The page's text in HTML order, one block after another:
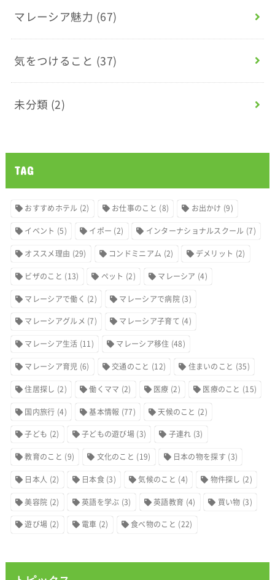
マレーシア魅力 (67)
気をつけること (37)
未分類 (2)
TAG
おすすめホテル (2) お仕事のこと (8) お出かけ (9)
イベント (5) イポー (2) インターナショナルスクール (7)
オススメ理由 (29) コンドミニアム (2) デメリット (2)
ビザのこと (13) ペット (2) マレーシア (4)
マレーシアで働く (2) マレーシアで病院(3)
マレーシアグルメ (7) マレーシア子育て (4)
マレーシア生活 (11) マレーシア移住 (48)
マレーシア育児 (6) 交通のこと (12) 住まいのこと (35)
住居探し (2) 働くママ (2) 医療 (2) 医療のこと (15)
国内旅行 (4) 基本情報 (77) 天候のこと (2)
子ども (2) 子どもの遊び場 (3) 子連れ (3)
教育のこと (9) 文化のこと (19) 日本の物を探す (3)
日本人 (2) 日本食(3) 気候のこと (4) 物件探し (2)
美容院 (2) 英語を学ぶ (3) 英語教育 (4) 買い物 (3)
遊び場 (2) 電車 (2) 食べ物のこと (22)